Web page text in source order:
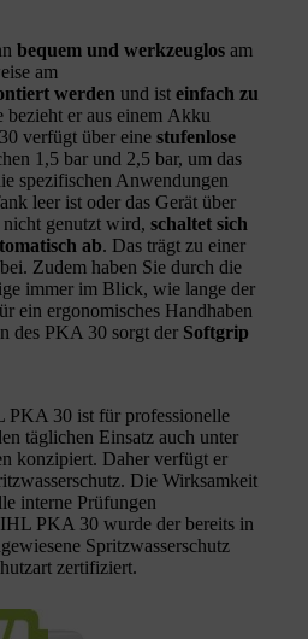
bequem und werkzeuglos am
am
werden und ist einfach zu
bezieht er aus einem Akku
verfügt über eine stufenlose
1,5 bar und 2,5 bar, um das
spezifischen Anwendungen
leer ist oder das Gerät über
genutzt wird, schaltet sich
ab. Das trägt zu einer
Zudem haben Sie durch die
immer im Blick, wie lange der
ein ergonomisches Handhaben
des PKA 30 sorgt der Softgrip
PKA 30 ist für professionelle
täglichen Einsatz auch unter
konzipiert. Daher verfügt er
Die Wirksamkeit
interne Prüfungen
PKA 30 wurde der bereits in
Spritzwasserschutz
zertifiziert.